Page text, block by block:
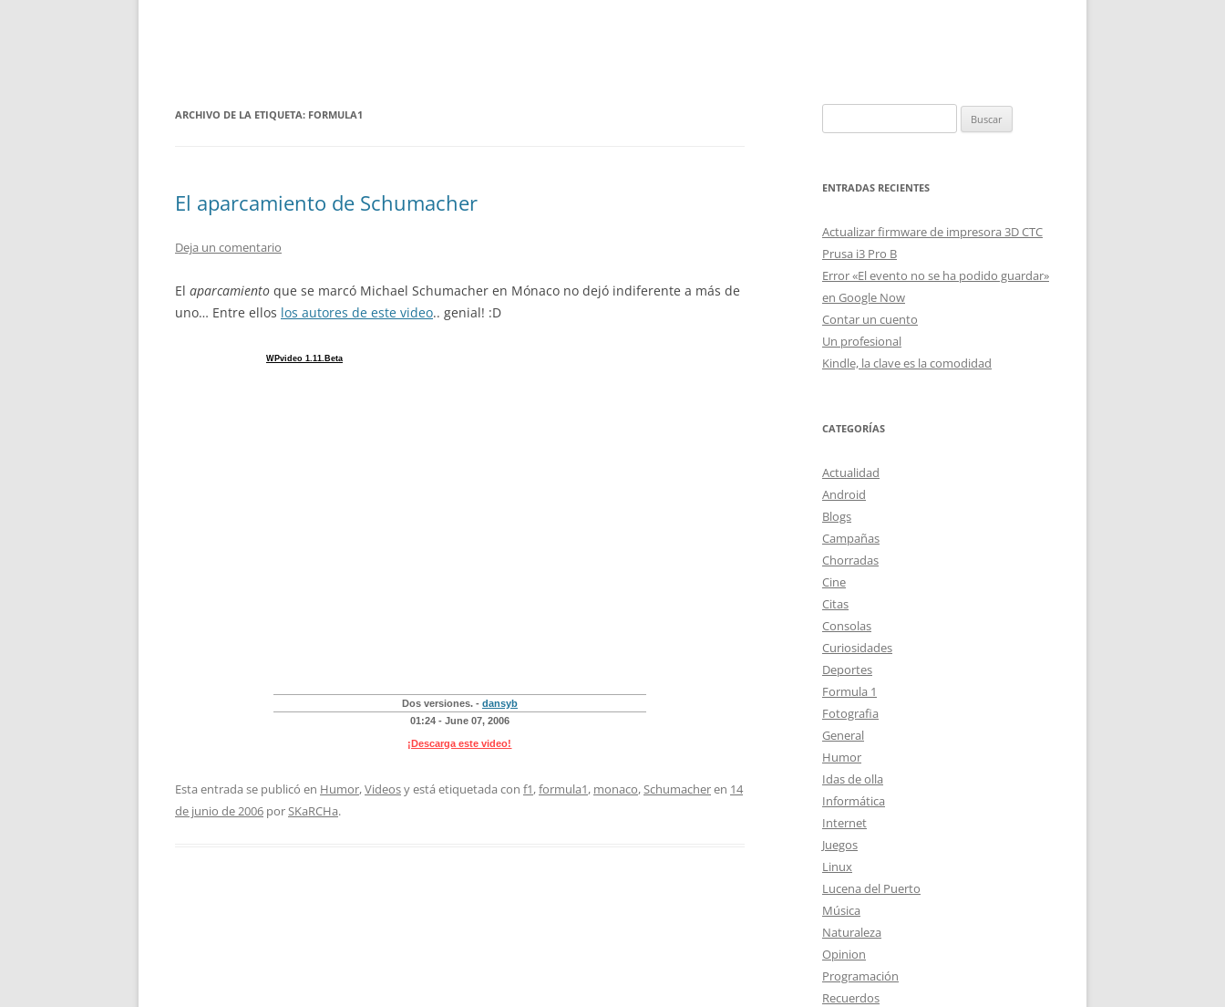
ARCHIVO DE LA ETIQUETA: FORMULA1
El aparcamiento de Schumacher
Deja un comentario
El aparcamiento que se marcó Michael Schumacher en Mónaco no dejó indiferente a más de
uno… Entre ellos los autores de este video.. genial! :D
WPvideo 1.11.Beta
Dos versiones. - dansyb
01:24 - June 07, 2006
¡Descarga este video!
Esta entrada se publicó en Humor,Videosy está etiquetada con f1,formula1, monaco,Schumacheren 14
de junio de 2006 porSKaRCHa.
ENTRADAS RECIENTES
Actualizar firmware de impresora 3D CTC
Prusa i3 Pro B
Error «El evento no se ha podido guardar»
en Google Now
Contar un cuento
Un profesional
Kindle, la clave es la comodidad
CATEGORÍAS
Actualidad
Android
Blogs
Campañas
Chorradas
Cine
Citas
Consolas
Curiosidades
Deportes
Formula 1
Fotografia
General
Humor
Idas de olla
Informática
Internet
Juegos
Linux
Lucena del Puerto
Música
Naturaleza
Opinion
Programación
Recuerdos